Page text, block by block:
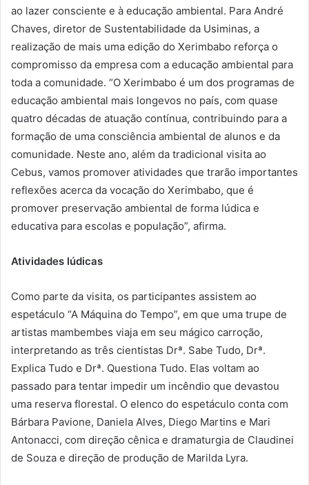
ao lazer consciente e à educação ambiental. Para André
Chaves, diretor de Sustentabilidade da Usiminas, a
realização de mais uma edição do Xerimbabo reforça o
compromisso da empresa com a educação ambiental para
toda a comunidade. “O Xerimbabo é um dos programas de
educação ambiental mais longevos no país, com quase
quatro décadas de atuação contínua, contribuindo para a
formação de uma consciência ambiental de alunos e da
comunidade. Neste ano, além da tradicional visita ao
Cebus, vamos promover atividades que trarão importantes
reflexões acerca da vocação do Xerimbabo, que é
promover preservação ambiental de forma lúdica e
educativa para escolas e população”, afirma.
Atividades lúdicas
Como parte da visita, os participantes assistem ao
espetáculo “A Máquina do Tempo”, em que uma trupe de
artistas mambembes viaja em seu mágico carroção,
interpretando as três cientistas Drª. Sabe Tudo, Drª.
Explica Tudo e Drª. Questiona Tudo. Elas voltam ao
passado para tentar impedir um incêndio que devastou
uma reserva florestal. O elenco do espetáculo conta com
Bárbara Pavione, Daniela Alves, Diego Martins e Mari
Antonacci, com direção cênica e dramaturgia de Claudinei
de Souza e direção de produção de Marilda Lyra.